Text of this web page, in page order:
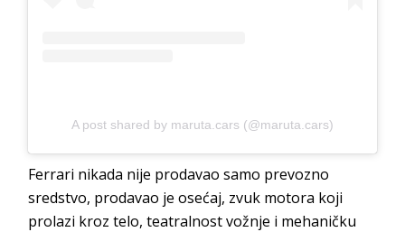
A post shared by maruta.cars (@maruta.cars)
Ferrari nikada nije prodavao samo prevozno
sredstvo, prodavao je osećaj, zvuk motora koji
prolazi kroz telo, teatralnost vožnje i mehaničku